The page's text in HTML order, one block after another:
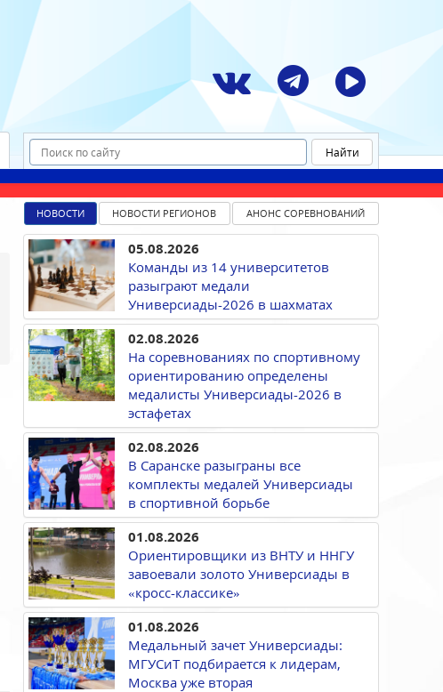
НОВОСТИ НОВОСТИ РЕГИОНОВ АНОНС СОРЕВНОВАНИЙ
05.08.2026
Команды из 14 университетов
разыграют медали
Универсиады-2026 в шахматах
02.08.2026
На соревнованиях по спортивному
ориентированию определены
медалисты Универсиады-2026 в
эстафетах
02.08.2026
В Саранске разыграны все
комплекты медалей Универсиады
в спортивной борьбе
01.08.2026
Ориентировщики из ВНТУ и ННГУ
завоевали золото Универсиады в
«кросс-классике»
01.08.2026
Медальный зачет Универсиады:
МГУСиТ подбирается к лидерам,
Москва уже вторая